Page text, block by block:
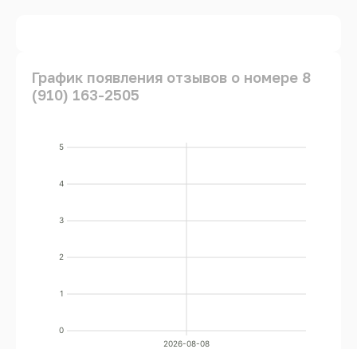
График появления отзывов о номере 8
(910) 163-2505
0
1
2
3
4
5
2026-08-08